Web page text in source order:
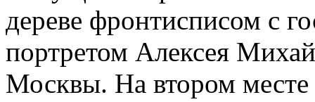
дереве фронтисписом с
портретом Алексея
Москвы. На втором месте